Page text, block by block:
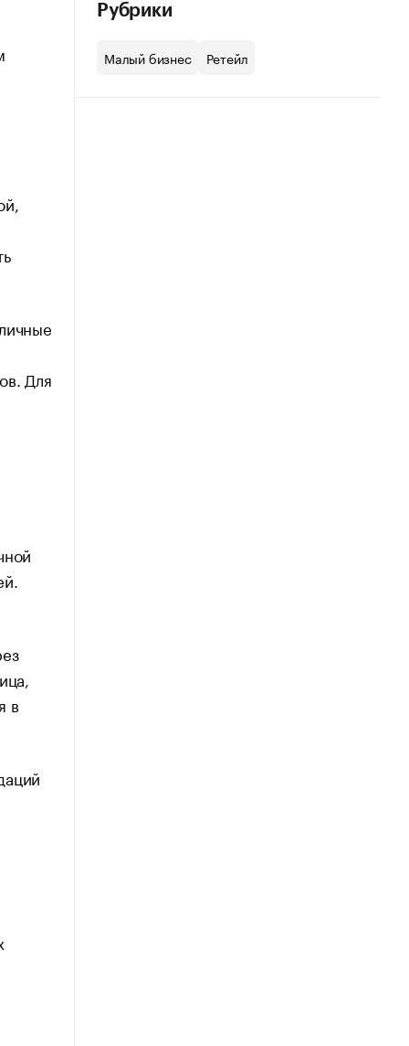
Для
в
Рубрики
Малый бизнес Ретейл